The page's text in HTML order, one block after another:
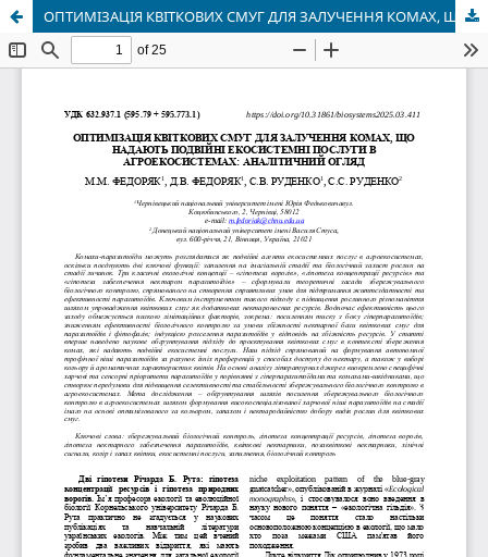
ОПТИМІЗАЦІЯ КВІТКОВИХ СМУГ ДЛЯ ЗАЛУЧЕННЯ КОМАХ, ЩО НАДАЮТЬ ПОДВІЙНІ ЕКОСИСТЕМНІ ПОСЛУГИ В АГРОЕКОСИСТЕМАХ: АНАЛІТИЧНИЙ ОГЛЯД